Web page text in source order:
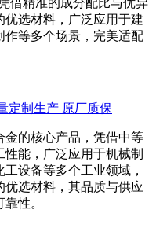
优选材料，广泛应用于建
作等多个场景，完美适配
定制生产 原厂质保
金的核心产品，凭借中等
能，广泛应用于机械制
设备等多个工业领域，
优选材料，其品质与供应
性。